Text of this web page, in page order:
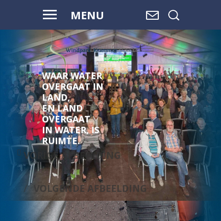
MENU
WAAR WATER
OVERGAAT IN
LAND,
EN LAND
OVERGAAT
IN WATER, IS
RUIMTE.
VORIGE AFBEELDING
VOLGENDE AFBEELDING